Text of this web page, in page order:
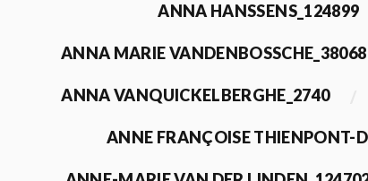
ANNA HANSSENS_124899
ANNA MARIE VANDENBOSSCHE_38068
ANNA VANQUICKELBERGHE_2740
ANNE FRANÇOISE THIENPONT-